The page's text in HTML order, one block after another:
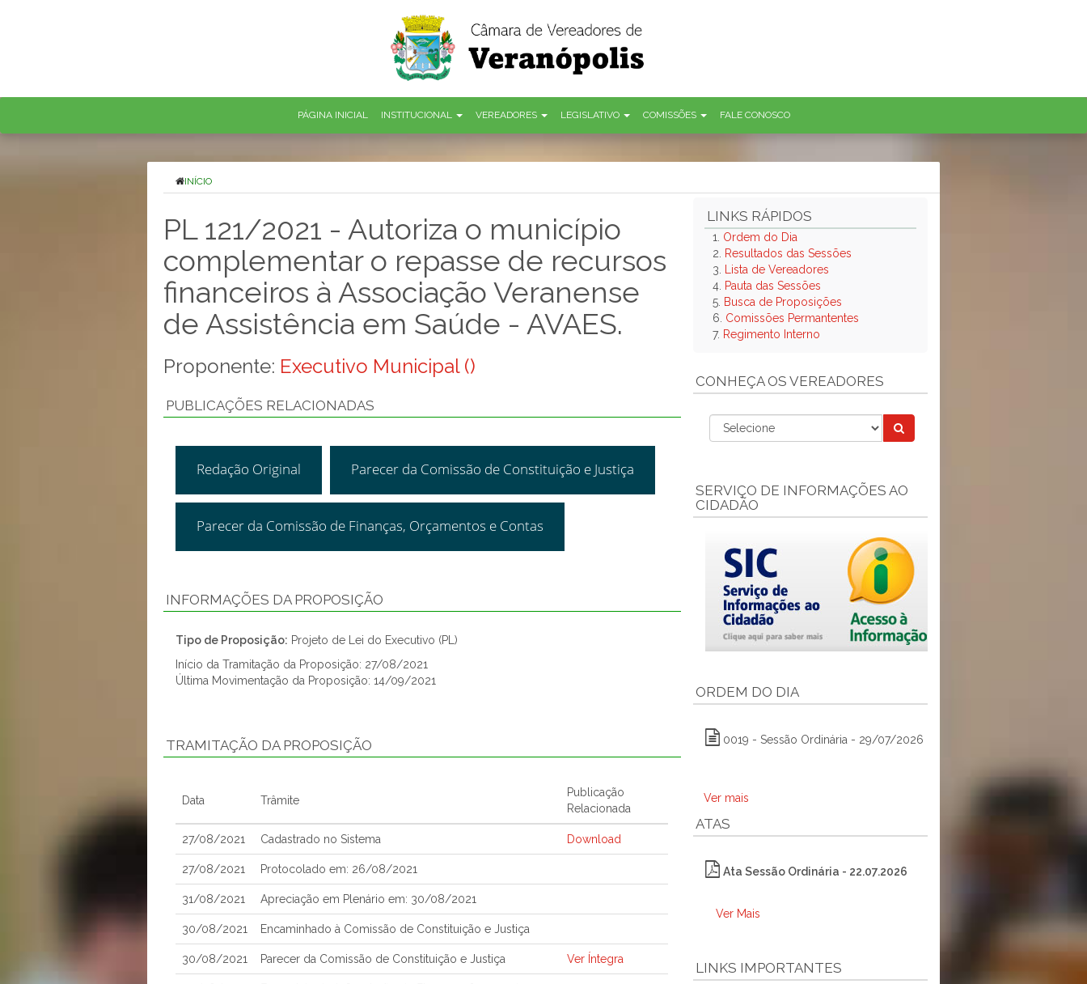
PÁGINA INICIAL INSTITUCIONAL VEREADORES LEGISLATIVO COMISSÕES FALE CONOSCO
INÍCIO
PL 121/2021 - Autoriza o município
complementar o repasse de recursos
financeiros à Associação Veranense
de Assistência em Saúde - AVAES.
Proponente: Executivo Municipal ()
PUBLICAÇÕES RELACIONADAS
Redação Original Parecer da Comissão de Constituição e Justiça
Parecer da Comissão de Finanças, Orçamentos e Contas
INFORMAÇÕES DA PROPOSIÇÃO
Tipo de Proposição: Projeto de Lei do Executivo (PL)
Início da Tramitação da Proposição: 27/08/2021
Última Movimentação da Proposição: 14/09/2021
TRAMITAÇÃO DA PROPOSIÇÃO
Data Trâmite
Publicação
Relacionada
27/08/2021 Cadastrado no Sistema Download
27/08/2021 Protocolado em: 26/08/2021
31/08/2021 Apreciação em Plenário em: 30/08/2021
30/08/2021 Encaminhado à Comissão de Constituição e Justiça
30/08/2021 Parecer da Comissão de Constituição e Justiça Ver Íntegra
LINKS RÁPIDOS
1. Ordem do Dia
2.
Resultados das Sessões
3.
Lista de Vereadores
4. Pauta das Sessões
5. Busca de Proposições
6. Comissões Permantentes
7. Regimento Interno
CONHEÇA OS VEREADORES
SERVIÇO DE INFORMAÇÕES AO
CIDADÃO
ORDEM DO DIA
0019 - Sessão Ordinária - 29/07/2026
Ver mais
ATAS
Ata Sessão Ordinária - 22.07.2026
Ver Mais
LINKS IMPORTANTES